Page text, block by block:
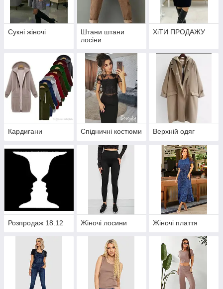
Сукні жіночі
Штани штани
лосіни
ХіТИ ПРОДАЖУ
Кардигани Спідничні костюми Верхній одяг
Розпродаж 18.12 Жіночі лосини Жіночі плаття